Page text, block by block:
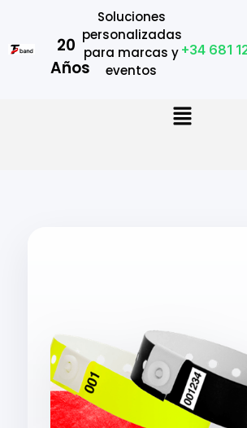
20
Años
Soluciones
personalizadas
para marcas y
eventos
+34 681